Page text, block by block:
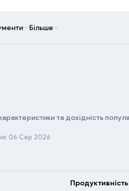
Більше
та дохідність
06 Сер 2026
Продуктивність